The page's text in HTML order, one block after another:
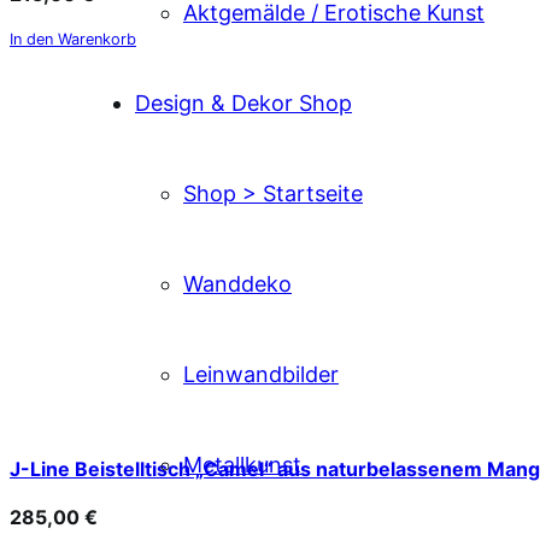
Aktgemälde / Erotische Kunst
Design & Dekor Shop
Shop > Startseite
Wanddeko
Leinwandbilder
Metallkunst
In den Warenkorb
J-Line Beistelltisch „Camel“ aus naturbelassenem
285,00 €